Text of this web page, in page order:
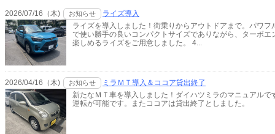
2026/07/16（木) お知らせ
ライズ導入
ライズを導入しました！街乗りからアウトドアまで。パワ
で使い勝手の良いコンパクトサイズでありながら、ターボエ
楽しめるライズをご用意しました。 4...
2026/04/16（木) お知らせ
ミラＭＴ導入＆ココア貸出終了
新たなＭＴ車を導入しました！ダイハツミラのマニュアル
運転が可能です。またココアは貸出終了としました。